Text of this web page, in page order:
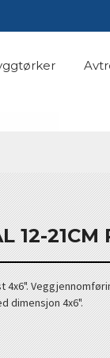
12-21CM
4x6".
dimensjon 4x6".